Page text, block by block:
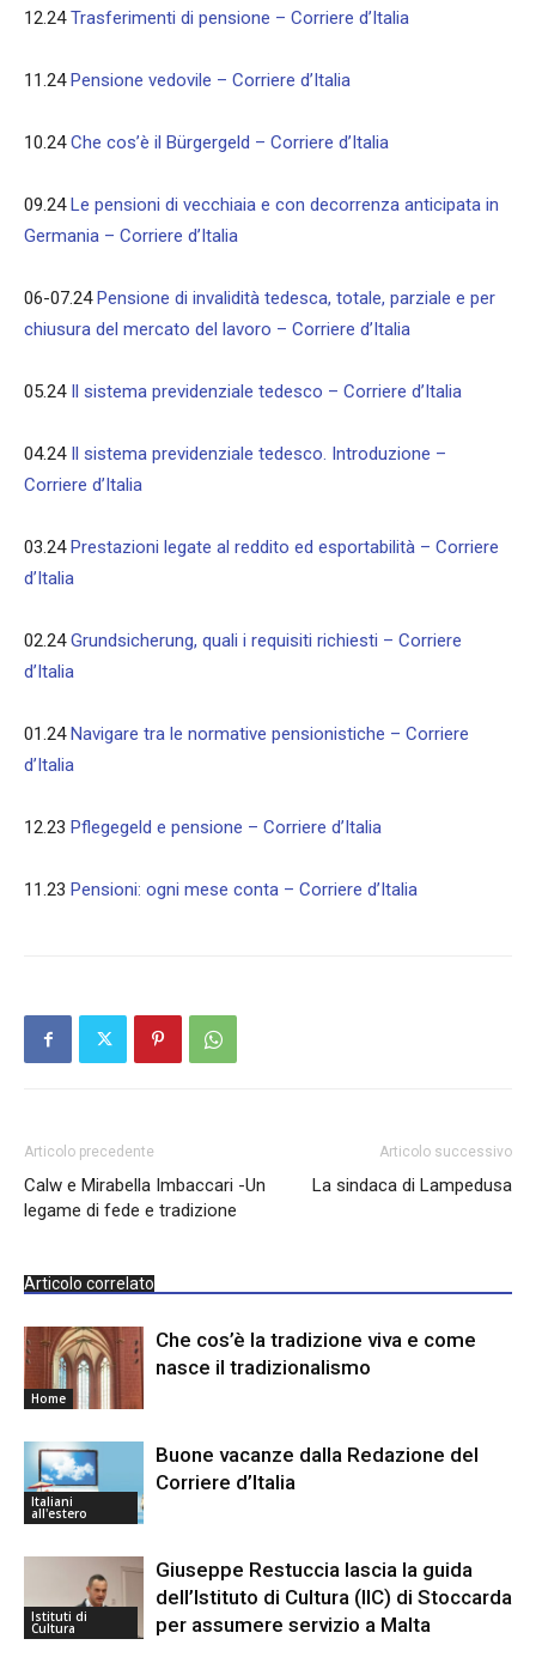
12.24Trasferimenti di pensione – Corriere d’Italia
11.24Pensione vedovile – Corriere d’Italia
10.24Che cos’è il Bürgergeld – Corriere d’Italia
09.24Le pensioni di vecchiaia e con decorrenza anticipata in
Germania – Corriere d’Italia
06-07.24Pensione di invalidità tedesca, totale, parziale e per
chiusura del mercato del lavoro – Corriere d’Italia
05.24 Il sistema previdenziale tedesco – Corriere d’Italia
04.24 Il sistema previdenziale tedesco. Introduzione –
Corriere d’Italia
03.24Prestazioni legate al reddito ed esportabilità – Corriere
d’Italia
02.24Grundsicherung, quali i requisiti richiesti – Corriere
d’Italia
01.24Navigare tra le normative pensionistiche – Corriere
d’Italia
12.23 Pflegegeld e pensione – Corriere d’Italia
11.23 Pensioni: ogni mese conta – Corriere d’Italia
Articolo precedente
Calw e Mirabella Imbaccari -Un
legame di fede e tradizione
Articolo successivo
La sindaca di Lampedusa
Articolo correlato
Home
Che cos’è la tradizione viva e come
nasce il tradizionalismo
Italiani
all'estero
Buone vacanze dalla Redazione del
Corriere d’Italia
Istituti di
Cultura
Giuseppe Restuccia lascia la guida
dell’Istituto di Cultura (IIC) di Stoccarda
per assumere servizio a Malta